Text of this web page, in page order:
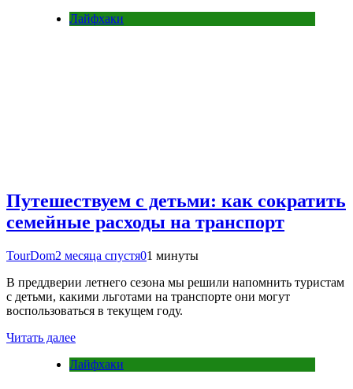
Лайфхаки
Путешествуем с детьми: как сократить
семейные расходы на транспорт
TourDom2 месяца спустя01 минуты
В преддверии летнего сезона мы решили напомнить туристам
с детьми, какими льготами на транспорте они могут
воспользоваться в текущем году.
Читать далее
Лайфхаки